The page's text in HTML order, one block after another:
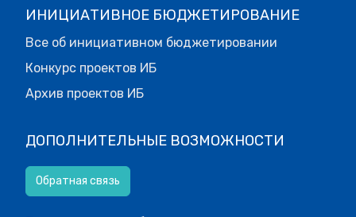
ИНИЦИАТИВНОЕ БЮДЖЕТИРОВАНИЕ
Все об инициативном бюджетировании
Конкурс проектов ИБ
Архив проектов ИБ
ДОПОЛНИТЕЛЬНЫЕ ВОЗМОЖНОСТИ
Обратная связь